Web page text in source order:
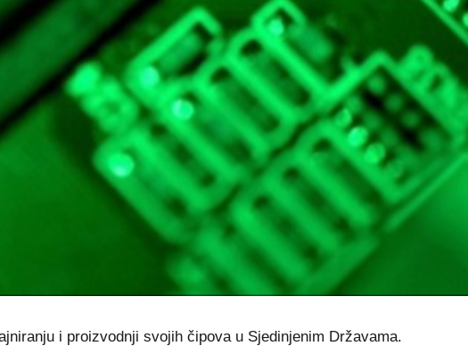
i proizvodnji svojih čipova u Sjedinjenim Državama.